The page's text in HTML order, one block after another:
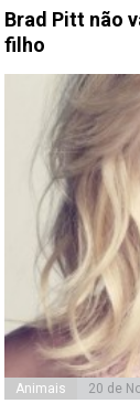
Brad Pitt não
filho
Animais 20 de